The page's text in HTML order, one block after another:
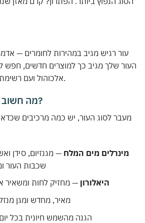
עור רגיש מגיב במהירות לחומרים —
העור שלך מגיב כך למוצרים חדשים, חפש
אלכוהול ועם רשימת מרכיבים קצרה ונקייה.
מה חשוב לחפש בקרם פנים?
מעבר לסוג העור, יש כמה מרכיבים
מינרלים מים המלח — מגנזיום, סידן
שכבות העור
היאלורון — מחזיק לחות ומשאיר
— מאיר, מחדש ומגן
— הגנה מהשמש חיונית בכל